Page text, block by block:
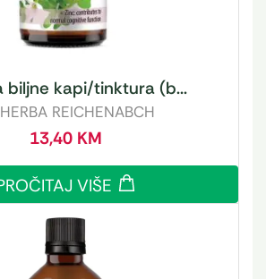
biljne kapi/tinktura (b...
REICHENABCH
13,40 KM
VIŠE